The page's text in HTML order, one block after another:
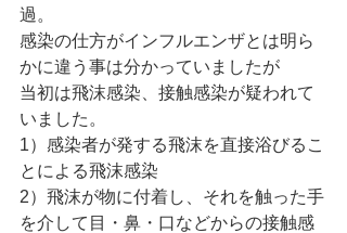
過。
感染の仕方がインフルエンザとは明ら
かに違う事は分かっていましたが
当初は飛沫感染、接触感染が疑われて
いました。
1）感染者が発する飛沫を直接浴びるこ
とによる飛沫感染
2）飛沫が物に付着し、それを触った手
を介して目・鼻・口などからの接触感